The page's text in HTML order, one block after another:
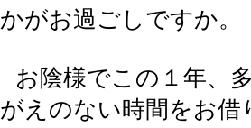
かがお過ごしですか。
お陰様でこの１年、
がえのない時間をお借